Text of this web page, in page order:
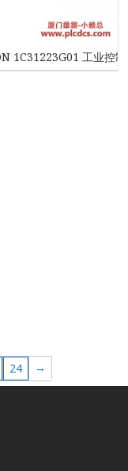
1C31223G01 工业控
24 →